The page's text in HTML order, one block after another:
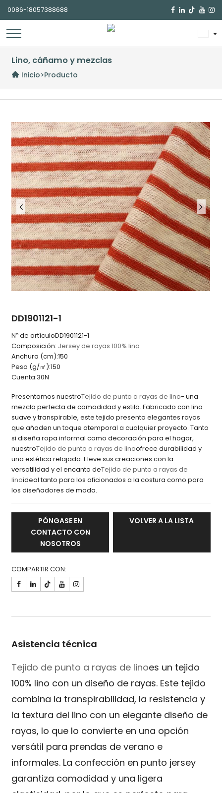
0086-18057388688 
Lino, cáñamo y mezclas
Inicio>Producto
DD1901121-1
Nº de artículoDD1901121-1
Composición: Jersey de rayas 100% lino
Anchura (cm):150
Peso (g/㎡):150
Cuenta:30N
Presentamos nuestroTejido de punto a rayas de lino- una
mezcla perfecta de comodidad y estilo. Fabricado con lino
suave y transpirable, este tejido presenta elegantes rayas
que añaden un toque atemporal a cualquier proyecto. Tanto
si diseña ropa informal como decoración para el hogar,
nuestroTejido de punto a rayas de linoofrece durabilidad y
una estética relajada. Eleve sus creaciones con la
versatilidad y el encanto deTejido de punto a rayas de
linoideal tanto para los aficionados a la costura como para
los diseñadores de moda.
PÓNGASE EN
CONTACTO CON
NOSOTROS
VOLVER A LA LISTA
COMPARTIR CON:

Asistencia técnica
Tejido de punto a rayas de linoes un tejido
100% lino con un diseño de rayas. Este tejido
combina la transpirabilidad, la resistencia y
la textura del lino con un elegante diseño de
rayas, lo que lo convierte en una opción
versátil para prendas de verano e
informales. La confección en punto jersey
garantiza comodidad y una ligera